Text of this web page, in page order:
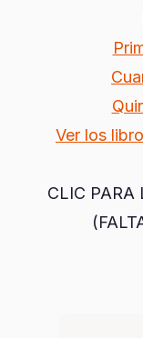
Ver los
CLIC PARA